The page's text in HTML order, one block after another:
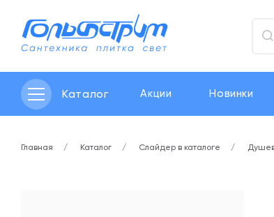
Каталог Акции Новинки
Главная Каталог Слайдер в каталоге